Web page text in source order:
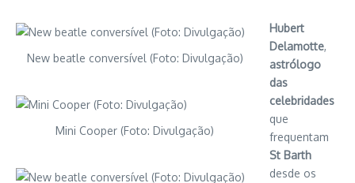
New beatle conversível (Foto: Divulgação)
Mini Cooper (Foto: Divulgação)
Hubert
Delamotte,
astrólogo
das
celebridades
que
frequentam
St Barth
desde os